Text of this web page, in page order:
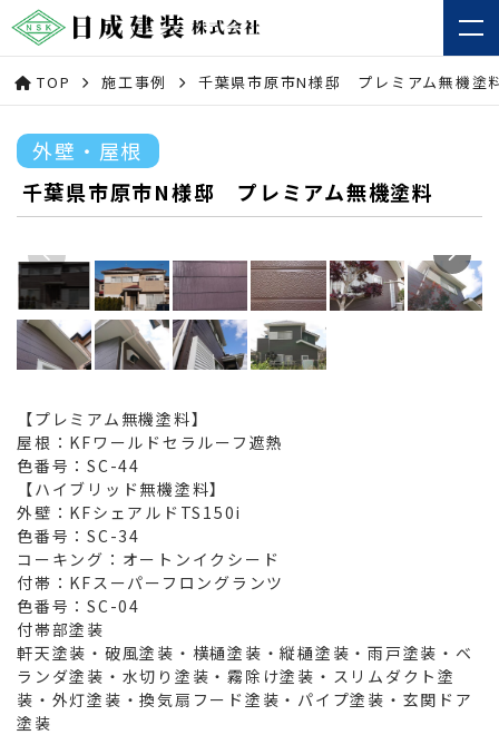
TOP 施工事例 千葉県市原市N様邸 プレミアム無機塗
外壁・屋根
千葉県市原市N様邸 プレミアム無機塗料
【プレミアム無機塗料】
屋根：KFワールドセラルーフ遮熱
色番号：SC-44
【ハイブリッド無機塗料】
外壁：KFシェアルドTS150i
色番号：SC-34
コーキング：オートンイクシード
付帯：KFスーパーフロングランツ
色番号：SC-04
付帯部塗装
軒天塗装・破風塗装・横樋塗装・縦樋塗装・雨戸塗装・ベ
ランダ塗装・水切り塗装・霧除け塗装・スリムダクト塗
装・外灯塗装・換気扇フード塗装・パイプ塗装・玄関ドア
塗装